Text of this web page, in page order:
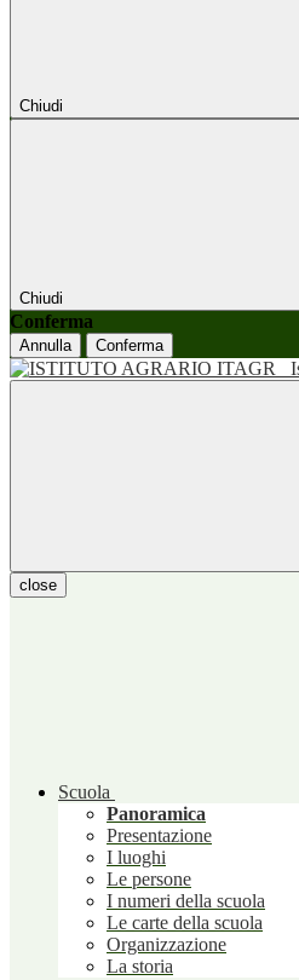
Chiudi
Chiudi
Conferma
Annulla Conferma
close
Scuola
Panoramica
Presentazione
I luoghi
Le persone
I numeri della scuola
Le carte della scuola
Organizzazione
La storia